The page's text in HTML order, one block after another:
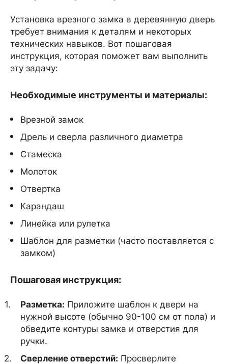
Установка врезного замка в деревянную дверь
требует внимания к деталям и некоторых
технических навыков. Вот пошаговая
инструкция, которая поможет вам выполнить
эту задачу:
Необходимые инструменты и материалы:
Врезной замок
Дрель и сверла различного диаметра
Стамеска
Молоток
Отвертка
Карандаш
Линейка или рулетка
Шаблон для разметки (часто поставляется с
замком)
Пошаговая инструкция:
Разметка: Приложите шаблон к двери на
нужной высоте (обычно 90-100 см от пола) и
обведите контуры замка и отверстия для
ручки.
Сверление отверстий: Просверлите